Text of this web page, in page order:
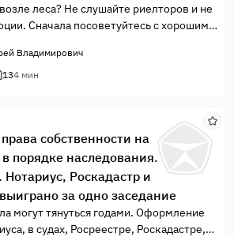
леса? Не слушайте риелторов и не
Сначала посоветуйтесь с хорошим
Владимирович
134 мин
собственности на
порядке наследования.
Нотариус, Роскадастр и
за одно заседание
могут тянуться годами. Оформление
в судах, Росреестре, Роскадастре,